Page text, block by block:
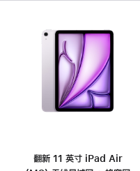
翻新 11 英寸 iPad Air